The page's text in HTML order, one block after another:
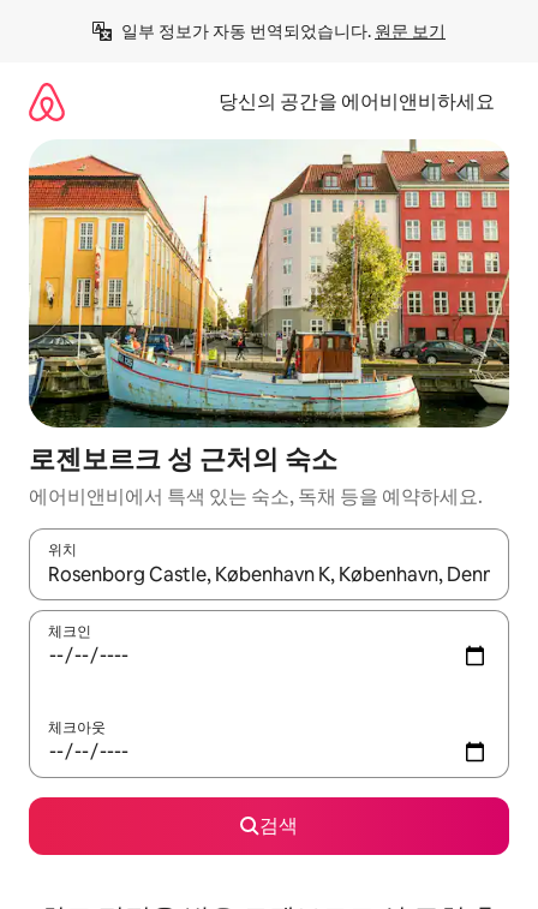
일부 정보가 자동 번역되었습니다. 원문 보기
당신의 공간을 에어비앤비하세요
로젠보르크 성 근처의 숙소
에어비앤비에서 특색 있는 숙소, 독채 등을 예약하세요.
위치
결과가 나오면 위·아래 화살표 키를 사용하거나 터치 또는 스와이
체크인
체크아웃
검색